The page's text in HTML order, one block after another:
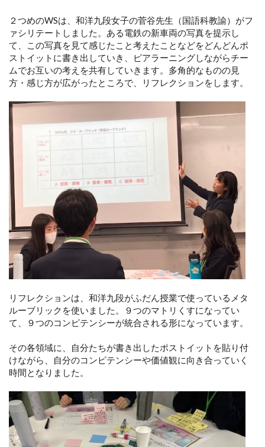
２つめのWSは、和洋九段女子の菅谷先生（国語科教諭）がフ
ァシリテートしました。ある電鉄の新車両の写真を提示し
て、この写真を見て感じたこと考えたことなどをどんどんポ
ストイットに書き出していき、ピアラーニングしながらチー
ムでお互いの考えを共有していきます。多角的なものの見
方・感じ方が広がったところで、リフレクションをします。
リフレクションは、和洋九段がふだん授業で使っているメタ
ルーブリックを使いました。９つのマトリくすになってい
て、９つのコンピテンシーが統合される形になっています。
その各領域に、自分たちが書き出したポストイットを貼り付
けながら、自分のコンピテンシーや価値観に向き合っていく
時間となりました。